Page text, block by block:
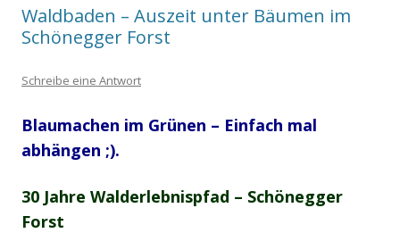
Waldbaden – Auszeit unter Bäumen im
Schönegger Forst
Schreibe eine Antwort
Blaumachen im Grünen – Einfach mal
abhängen ;).
30 Jahre Walderlebnispfad – Schönegger
Forst